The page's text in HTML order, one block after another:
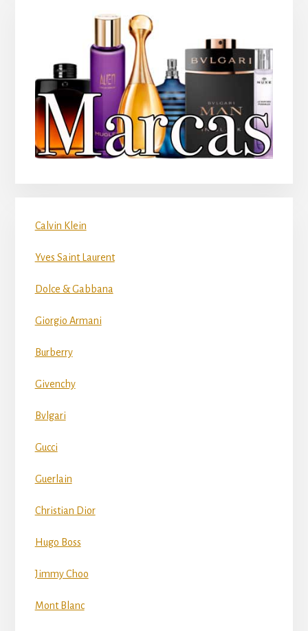
Calvin Klein
Yves Saint Laurent
Dolce & Gabbana
Giorgio Armani
Burberry
Givenchy
Bvlgari
Gucci
Guerlain
Christian Dior
Hugo Boss
Jimmy Choo
Mont Blanc